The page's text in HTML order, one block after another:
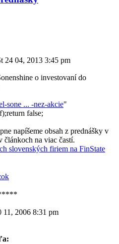
24 04, 2013 3:45 pm
o investovaní do
sone ... -nez-akcie"
false;
napíšeme obsah z prednášky v
článkoch na viac častí.
slovenských firiem na FinState
11, 2006 8:31 pm